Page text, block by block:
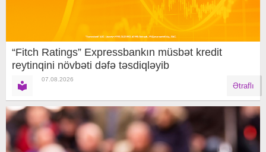
“Fitch Ratings” Expressbankın müsbət kredit
reytinqini növbəti dəfə təsdiqləyib
07.08.2026
Ətraflı